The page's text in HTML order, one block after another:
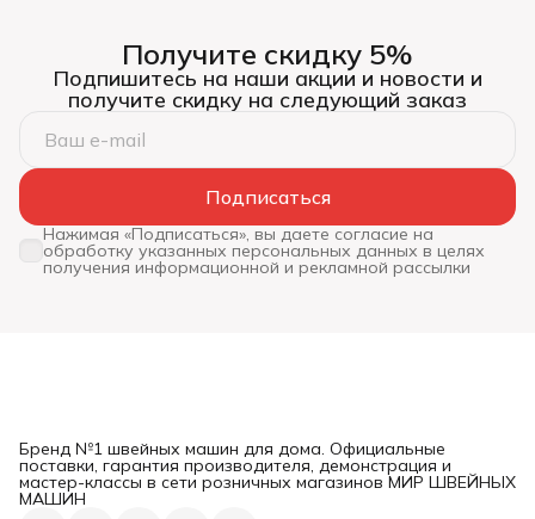
Получите скидку 5%
Подпишитесь на наши акции и новости и
получите скидку на следующий заказ
Подписаться
Нажимая «Подписаться», вы даете согласие на
обработку указанных персональных данных в целях
получения информационной и рекламной рассылки
Бренд №1 швейных машин для дома. Официальные
поставки, гарантия производителя, демонстрация и
мастер-классы в сети розничных магазинов МИР ШВЕЙНЫХ
МАШИН